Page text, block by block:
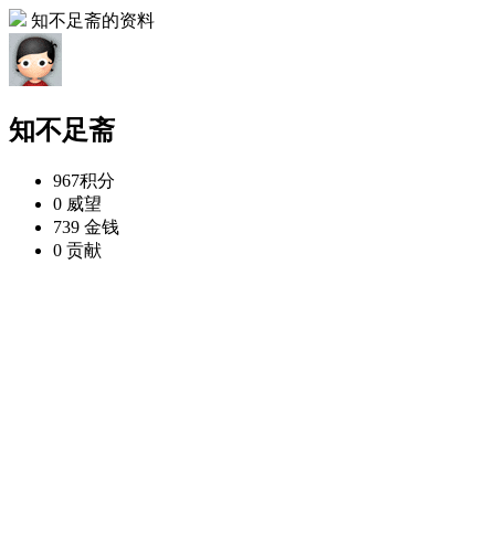
知不足斋的资料
知不足斋
967积分
0 威望
739 金钱
0 贡献